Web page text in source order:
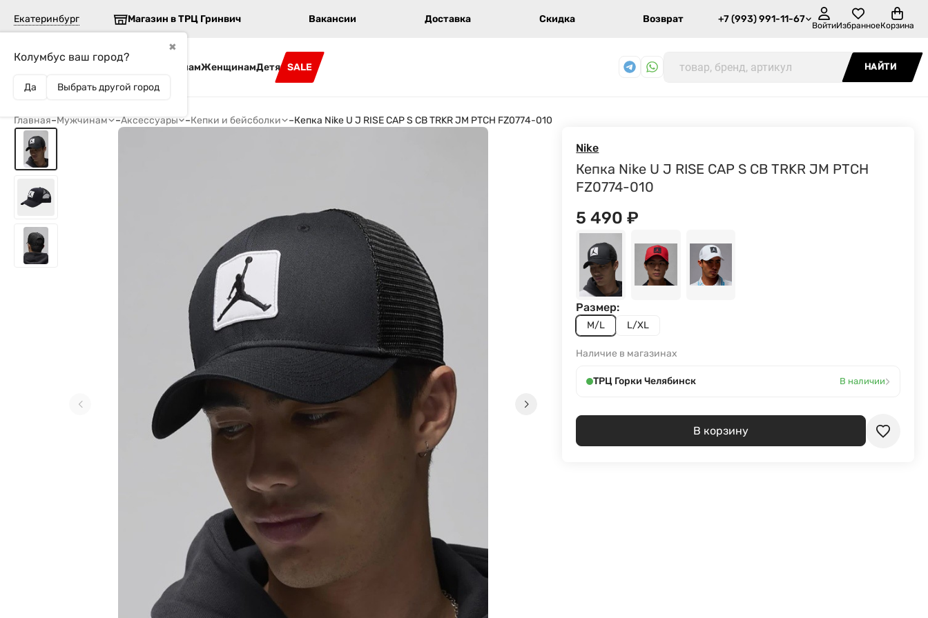
Екатеринбург
✖
Колумбус ваш город?
Да Выбрать другой город
Магазин в ТРЦ Гринвич Вакансии Доставка Скидка Возврат +7 (993) 991-11-67
ВойтиИзбранноеКорзина
МужчинамЖенщинамДетям SALE НАЙТИ
Главная–Мужчинам –Аксессуары –Кепки и бейсболки –Кепка Nike U J RISE CAP S CB TRKR JM PTCH FZ0774-010
Nike
Кепка Nike U J RISE CAP S CB TRKR JM PTCH
FZ0774-010
5 490₽
M/L L/XL
Размер:
Наличие в магазинах
ТРЦ Горки Челябинск В наличии›
В корзину